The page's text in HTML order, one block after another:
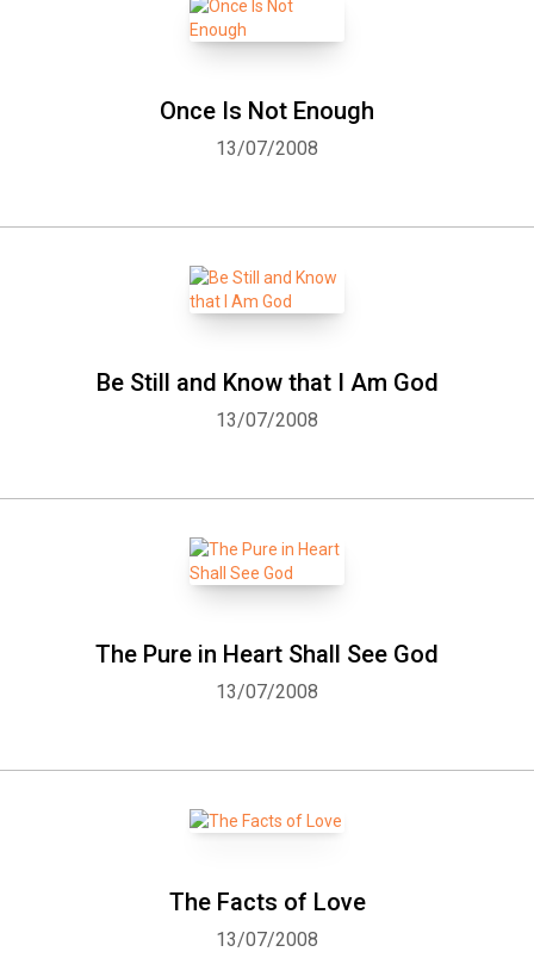
Once Is Not Enough
13/07/2008
Be Still and Know that I Am God
13/07/2008
The Pure in Heart Shall See God
13/07/2008
The Facts of Love
13/07/2008